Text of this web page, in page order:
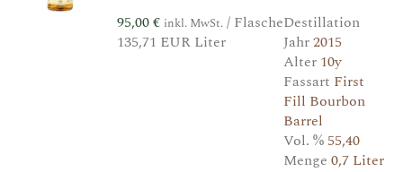
95,00€ inkl. MwSt. / Flasche
135,71 EUR Liter
Destillation
Jahr2015
Alter 10y
Fassart First
Fill Bourbon
Barrel
Vol. % 55,40
Menge0,7 Liter